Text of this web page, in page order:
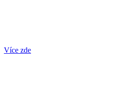
Více zde